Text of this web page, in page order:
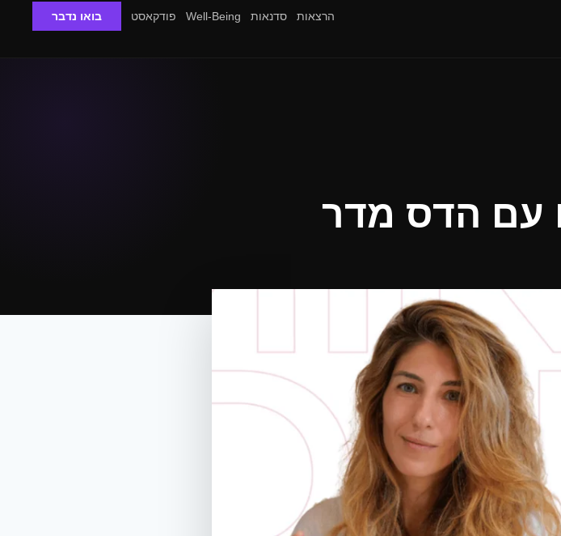
הרצאות סדנאות Well-Being פודקאסט בואו נדבר
עם הדס מדר